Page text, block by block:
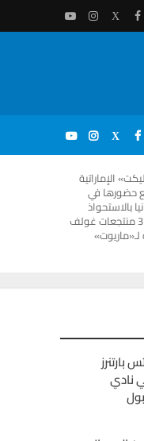
الإماراتية
حضورها في
بالاستحواذ
على 3 منتجعات غولف
لـ«ماريوت»
بارتنرز
نادي